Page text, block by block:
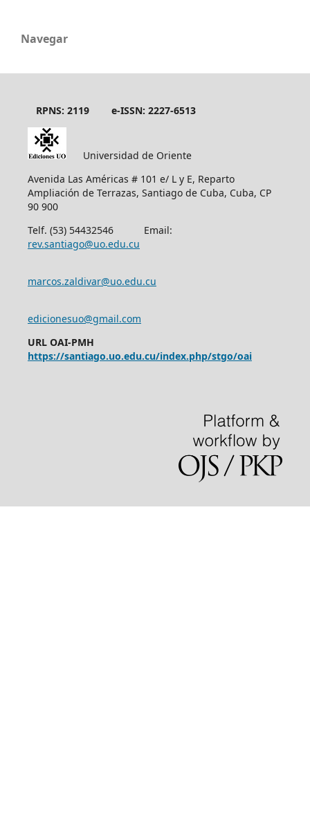
Navegar
RPNS: 2119 e-ISSN: 2227-6513
Universidad de Oriente
Avenida Las Américas # 101 e/ L y E, Reparto
Ampliación de Terrazas, Santiago de Cuba, Cuba, CP
90 900
Telf. (53) 54432546 Email:
rev.santiago@uo.edu.cu
marcos.zaldivar@uo.edu.cu
edicionesuo@gmail.com
URL OAI-PMH
https://santiago.uo.edu.cu/index.php/stgo/oai